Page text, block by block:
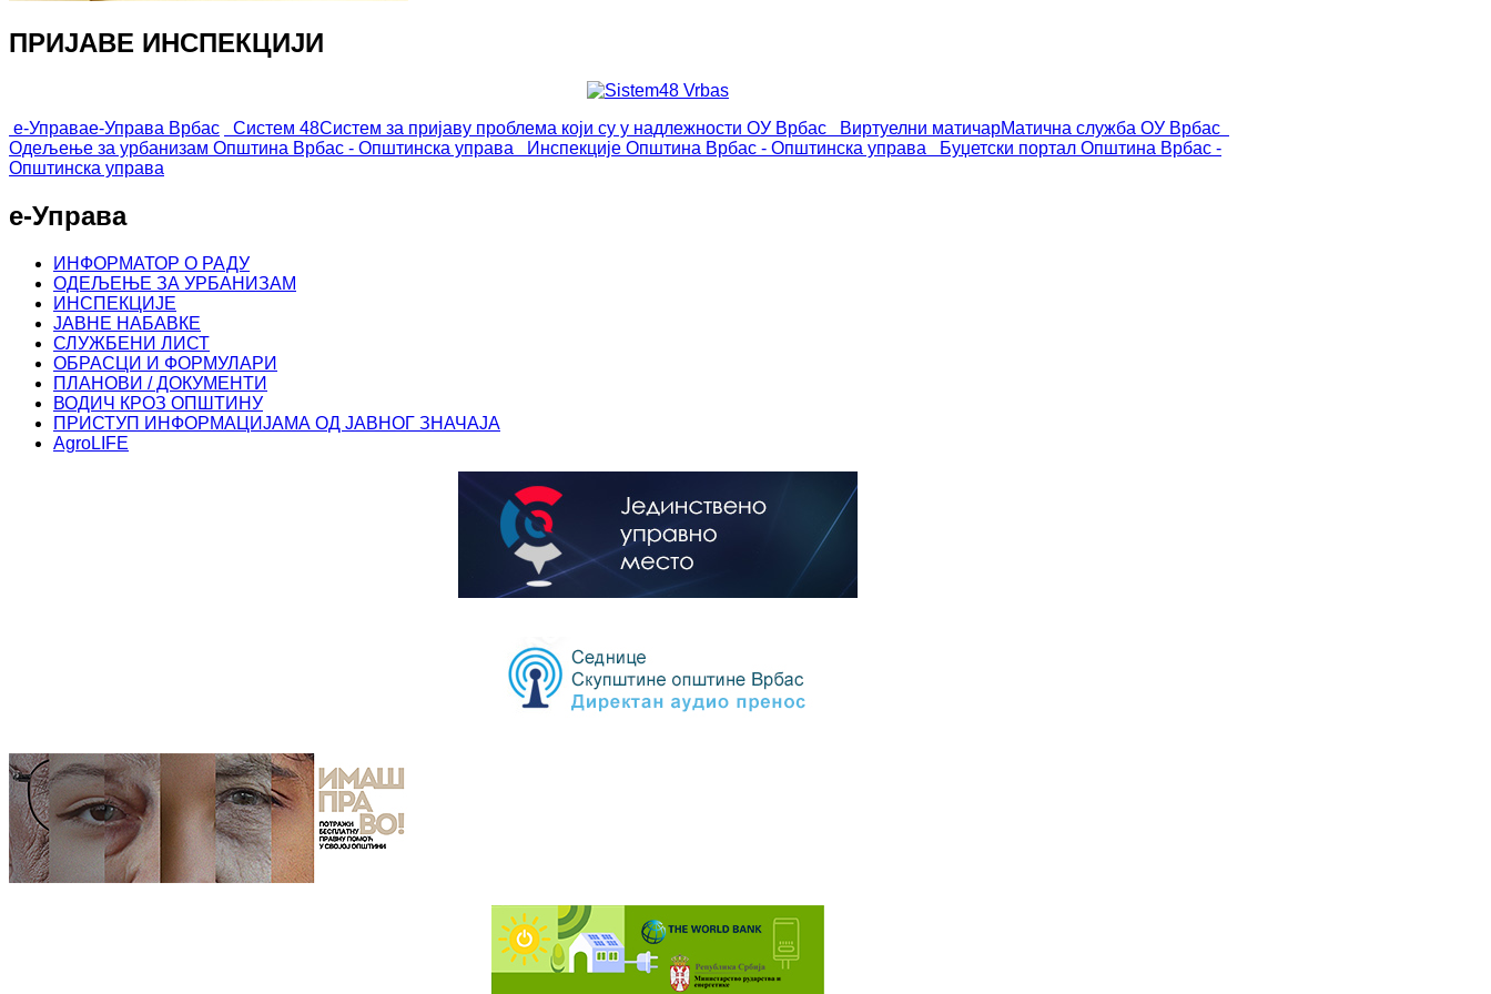
ПРИЈАВЕ ИНСПЕКЦИЈИ
е-Управае-Управа Врбас Систем 48Систем за пријаву проблема који су у надлежности ОУ Врбас Виртуелни матичарМатична служба ОУ Врбас
Одељење за урбанизам Општина Врбас - Општинска управа Инспекције Општина Врбас - Општинска управа Буџетски портал Општина Врбас -
Општинска управа
е-Управа
ИНФОРМАТОР О РАДУ
ОДЕЉЕЊЕ ЗА УРБАНИЗАМ
ИНСПЕКЦИЈЕ
ЈАВНЕ НАБАВКЕ
СЛУЖБЕНИ ЛИСТ
ОБРАСЦИ И ФОРМУЛАРИ
ПЛАНОВИ / ДОКУМЕНТИ
ВОДИЧ КРОЗ ОПШТИНУ
ПРИСТУП ИНФОРМАЦИЈАМА ОД ЈАВНОГ ЗНАЧАЈА
AgroLIFE